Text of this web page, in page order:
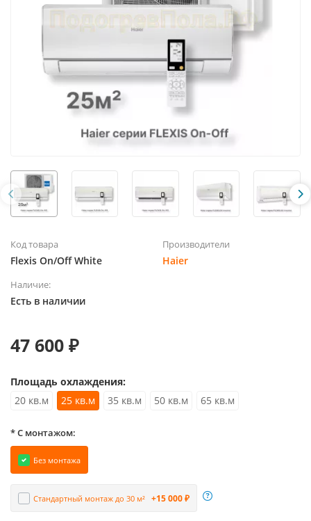
Код товара
Flexis On/Off White
Производители
Haier
Наличие:
Есть в наличии
47 600 ₽
Площадь охлаждения:
20 кв.м
25 кв.м 35 кв.м 50 кв.м 65 кв.м
* С монтажом:
Без монтажа
Стандартный монтаж до 30 м² +15 000 ₽